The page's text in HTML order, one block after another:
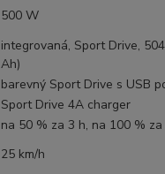
500 W
integrovaná, Sport Drive,
Ah)
barevný Sport Drive s USB
Sport Drive 4A charger
na 50 % za 3 h, na 100 % za
25 km/h